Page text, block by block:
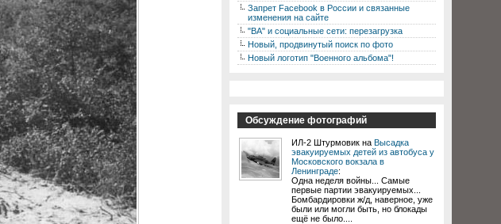
Запрет Facebook в России и связанные
изменения на сайте
"ВА" и социальные сети: перезагрузка
Новый, продвинутый поиск по фото
Новый логотип "Военного альбома"!
Обсуждение фотографий
ИЛ-2 Штурмовик на Высадка
эвакуируемых детей из автобуса у
Московского вокзала в
Ленинграде:
Одна неделя войны... Самые
первые партии эвакуируемых...
Бомбардировки ж/д, наверное, уже
были или могли быть, но блокады
ещё не было....